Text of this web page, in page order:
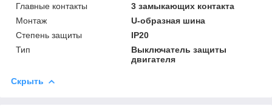
Главные контакты
3 замыкающих контакта
Монтаж
U-образная шина
Степень защиты
IP20
Тип
Выключатель защиты
двигателя
Скрыть